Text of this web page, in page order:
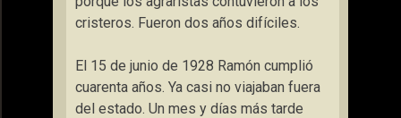
cristeros. Fueron dos años difíciles.
El 15 de junio de 1928 Ramón cumplió
cuarenta años. Ya casi no viajaban fuera
del estado. Un mes y días más tarde